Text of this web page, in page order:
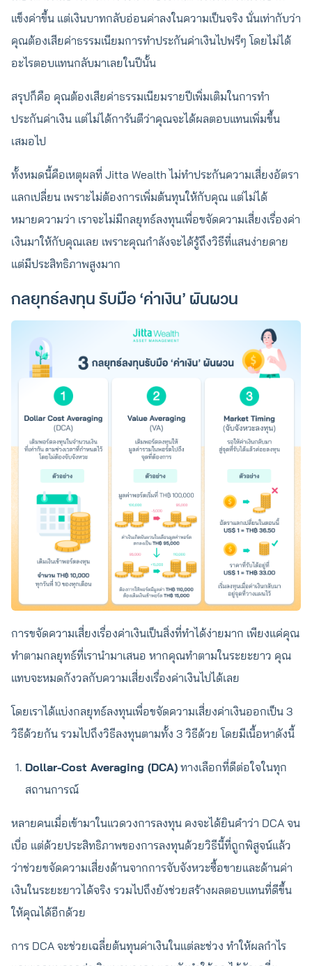
แข็งค่าขึ้น แต่เงินบาทกลับอ่อนค่าลงในความเป็นจริง นั่นเท่ากับว่า
คุณต้องเสียค่าธรรมเนียมการทำประกันค่าเงินไปฟรีๆ โดยไม่ได้
อะไรตอบแทนกลับมาเลยในปีนั้น
สรุปก็คือ คุณต้องเสียค่าธรรมเนียมรายปีเพิ่มเติมในการทำ
ประกันค่าเงิน แต่ไม่ได้การันตีว่าคุณจะได้ผลตอบแทนเพิ่มขึ้น
เสมอไป
ทั้งหมดนี้คือเหตุผลที่ Jitta Wealth ไม่ทำประกันความเสี่ยงอัตรา
แลกเปลี่ยน เพราะไม่ต้องการเพิ่มต้นทุนให้กับคุณ แต่ไม่ได้
หมายความว่า เราจะไม่มีกลยุทธ์ลงทุนเพื่อขจัดความเสี่ยงเรื่องค่า
เงินมาให้กับคุณเลย เพราะคุณกำลังจะได้รู้ถึงวิธีที่แสนง่ายดาย
แต่มีประสิทธิภาพสูงมาก
กลยุทธ์ลงทุน รับมือ ‘ค่าเงิน’ ผันผวน
การขจัดความเสี่ยงเรื่องค่าเงินเป็นสิ่งที่ทำได้ง่ายมาก เพียงแค่คุณ
ทำตามกลยุทธ์ที่เรานำมาเสนอ หากคุณทำตามในระยะยาว คุณ
แทบจะหมดกังวลกับความเสี่ยงเรื่องค่าเงินไปได้เลย
โดยเราได้แบ่งกลยุทธ์ลงทุนเพื่อขจัดความเสี่ยงค่าเงินออกเป็น 3
วิธีด้วยกัน รวมไปถึงวิธีลงทุนตามทั้ง 3 วิธีด้วย โดยมีเนื้อหาดังนี้
Dollar-Cost Averaging (DCA) ทางเลือกที่ดีต่อใจในทุก
สถานการณ์
หลายคนเมื่อเข้ามาในแวดวงการลงทุน คงจะได้ยินคำว่า DCA จน
เบื่อ แต่ด้วยประสิทธิภาพของการลงทุนด้วยวิธีนี้ที่ถูกพิสูจน์แล้ว
ว่าช่วยขจัดความเสี่ยงด้านจากการจับจังหวะซื้อขายและด้านค่า
เงินในระยะยาวได้จริง รวมไปถึงยังช่วยสร้างผลตอบแทนที่ดีขึ้น
ให้คุณได้อีกด้วย
การ DCA จะช่วยเฉลี่ยต้นทุนค่าเงินในแต่ละช่วง ทำให้ผลกำไร